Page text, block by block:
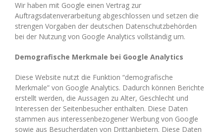
Wir haben mit Google einen Vertrag zur
Auftragsdatenverarbeitung abgeschlossen und setzen die
strengen Vorgaben der deutschen Datenschutzbehörden
bei der Nutzung von Google Analytics vollständig um.
Demografische Merkmale bei Google Analytics
Diese Website nutzt die Funktion “demografische
Merkmale” von Google Analytics. Dadurch können Berichte
erstellt werden, die Aussagen zu Alter, Geschlecht und
Interessen der Seitenbesucher enthalten. Diese Daten
stammen aus interessenbezogener Werbung von Google
sowie aus Besucherdaten von Drittanbietern. Diese Daten